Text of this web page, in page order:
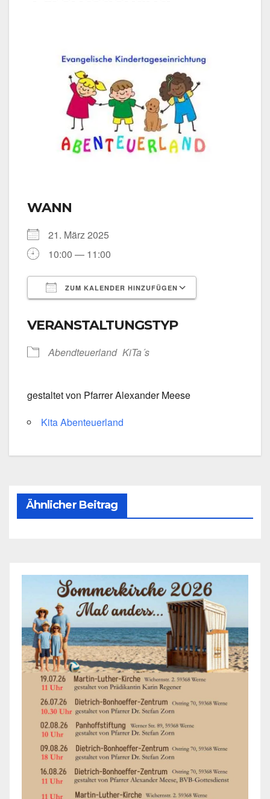
WANN
21. März 2025
10:00 — 11:00
ZUM KALENDER HINZUFÜGEN
VERANSTALTUNGSTYP
Abend­teu­er­land KiTa´s
gestal­tet von Pfar­rer Alex­an­der Mee­se
Kita Aben­teu­er­land
Ähnlicher Beitrag